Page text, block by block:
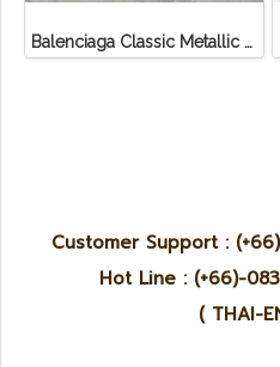
Balenciaga Classic Metallic Edge City Bag
Customer Support :
Hot Line : (+66)-
( THAI-